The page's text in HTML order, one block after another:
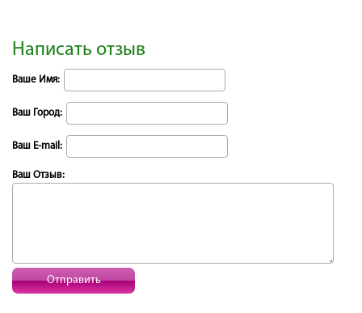
Написать отзыв
Ваше Имя:
Ваш Город:
Ваш E-mail:
Ваш Отзыв:
Отправить